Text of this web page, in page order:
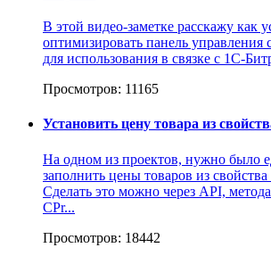
В этой видео-заметке расскажу как
оптимизировать панель управления
для использования в связке с 1С-
Просмотров: 11165
Установить цену товара из
На одном из проектов, нужно было
заполнить цены товаров из
Сделать это можно через API,
CPr...
Просмотров: 18442